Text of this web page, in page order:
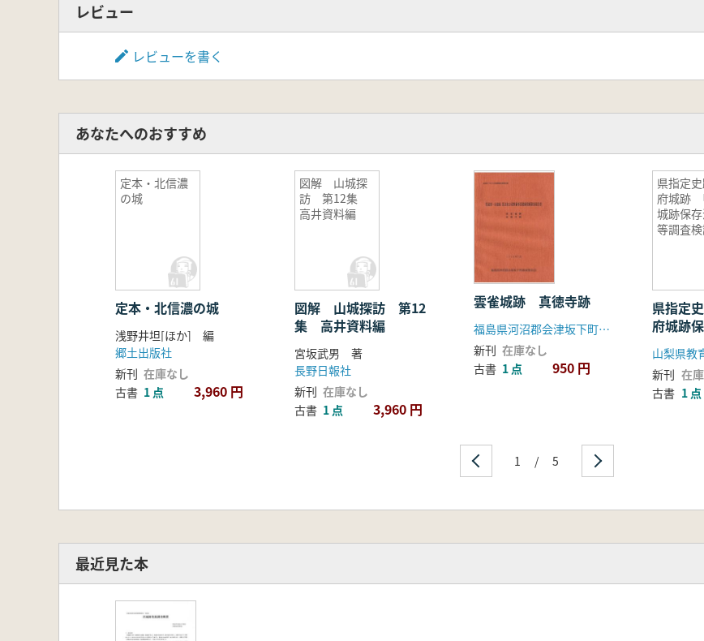
レビュー
レビューを書く
あなたへのおすすめ
定本・北信濃
の城
定本・北信濃の城
浅野井坦[ほか] 編
郷土出版社
新刊 在庫なし
古書 1 点 3,960 円
図解 山城探
訪 第12集
高井資料編
図解 山城探訪 第12
集 高井資料編
宮坂武男 著
長野日報社
新刊 在庫なし
古書 1 点 3,960 円
雲雀城跡 真徳寺跡
福島県河沼郡会津坂下町教育委員会
新刊 在庫なし
古書 1 点 950 円
県指定
府城跡
城跡保
等調査
県指定
府城跡
討委員
山梨県教
新刊 在
古書 1 点
1 / 5
最近見た本